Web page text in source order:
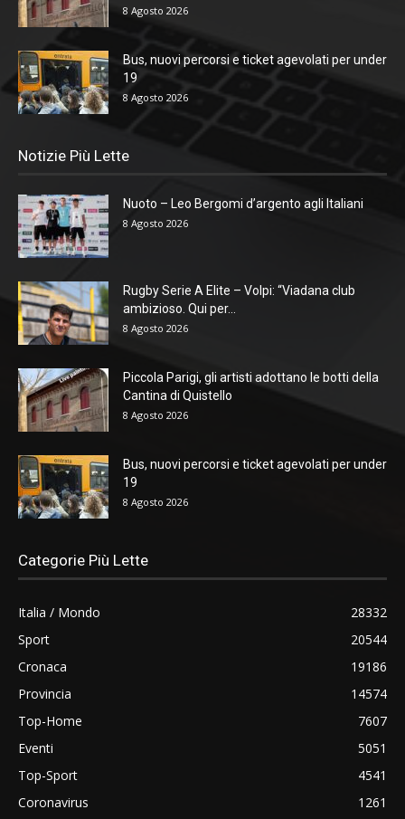
8 Agosto 2026
Bus, nuovi percorsi e ticket agevolati per under
19
8 Agosto 2026
Notizie Più Lette
Nuoto – Leo Bergomi d’argento agli Italiani
8 Agosto 2026
Rugby Serie A Elite – Volpi: “Viadana club
ambizioso. Qui per...
8 Agosto 2026
Piccola Parigi, gli artisti adottano le botti della
Cantina di Quistello
8 Agosto 2026
Bus, nuovi percorsi e ticket agevolati per under
19
8 Agosto 2026
Categorie Più Lette
Italia / Mondo
28332
Sport
20544
Cronaca
19186
Provincia
14574
Top-Home
7607
Eventi
5051
Top-Sport
4541
Coronavirus
1261